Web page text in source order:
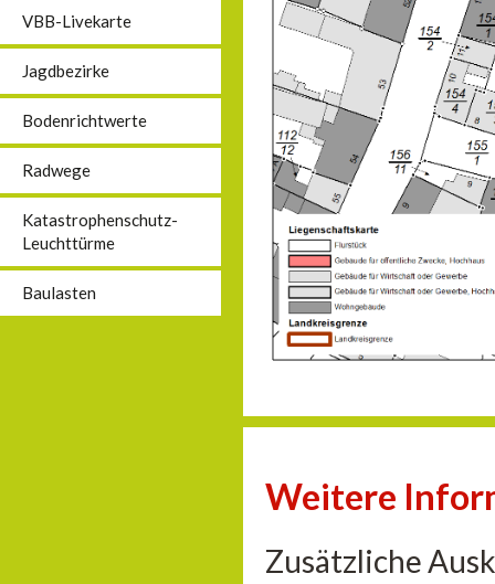
VBB-Livekarte
Jagdbezirke
Bodenrichtwerte
Radwege
Katastrophenschutz-
Leuchttürme
Baulasten
Weitere
Zusätzliche